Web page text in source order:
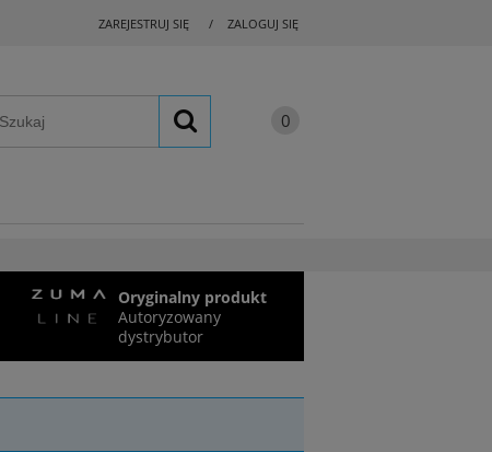
ZAREJESTRUJ SIĘ ZALOGUJ SIĘ
Oryginalny produkt
Autoryzowany
dystrybutor